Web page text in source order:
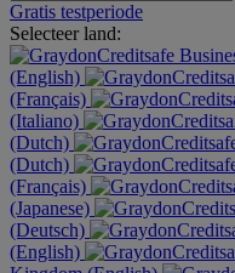
Gratis testperiode
Selecteer land:
(English)
(Français)
(Italiano)
(Dutch)
(Dutch)
(Français)
(Japanese)
(Deutsch)
(English)